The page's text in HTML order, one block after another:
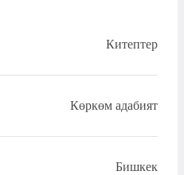
Китептер
Көркөм адабият
Бишкек